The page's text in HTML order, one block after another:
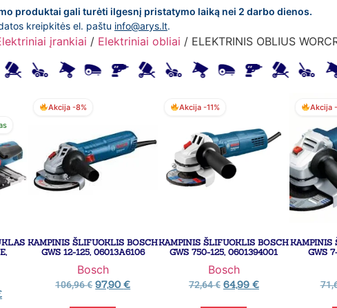
produktai gali turėti ilgesnį pristatymo laiką nei 2 darbo dienos.
kreipkitės el. paštu info@arys.lt.
įrankiai / Elektriniai obliai / ELEKTRINIS OBLIUS
Akcija -8%
KAMPINIS ŠLIFUOKLIS BOSCH
GWS 12-125, 06013A6106
Bosch
106,96€ 97,90€
Akcija -11%
KAMPINIS ŠLIFUOKLIS BOSCH
GWS 750-125, 0601394001
Bosch
72,64€ 64,99 €
Akcija -
KAMPINIS
GWS